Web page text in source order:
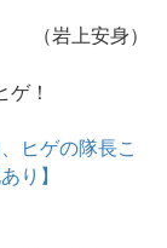
（岩上安身）
！
ヒゲの隊長こ
り】